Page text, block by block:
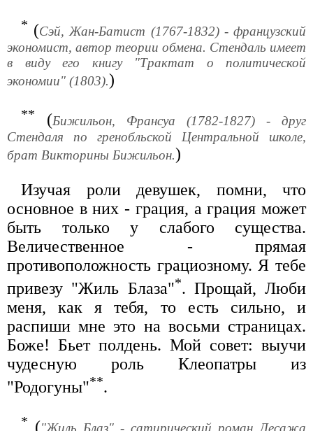
* (Сэй, Жан-Батист (1767-1832) - французский
экономист, автор теории обмена. Стендаль имеет
в виду его книгу "Трактат о политической
экономии" (1803).)
** (Бижильон, Франсуа (1782-1827) - друг
Стендаля по гренобльской Центральной школе,
брат Викторины Бижильон.)
Изучая роли девушек, помни, что
основное в них - грация, а грация может
быть только у слабого существа.
Величественное - прямая
противоположность грациозному. Я тебе
привезу "Жиль Блаза"*. Прощай, Люби
меня, как я тебя, то есть сильно, и
распиши мне это на восьми страницах.
Боже! Бьет полдень. Мой совет: выучи
чудесную роль Клеопатры из
"Родогуны"**.
* ("Жиль Блаз" - сатирический роман Лесажа